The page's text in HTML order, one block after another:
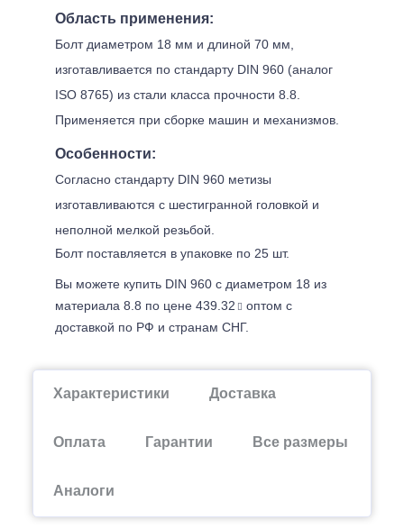
Область применения:
Болт диаметром 18 мм и длиной 70 мм,
изготавливается по стандарту DIN 960 (аналог
ISO 8765) из стали класса прочности 8.8.
Применяется при сборке машин и механизмов.
Особенности:
Согласно стандарту DIN 960 метизы
изготавливаются с шестигранной головкой и
неполной мелкой резьбой.
Болт поставляется в упаковке по 25 шт.
Вы можете купить DIN 960 с диаметром 18 из
материала 8.8 по цене 439.32
оптом с
доставкой по РФ и странам СНГ.
Характеристики Доставка
Оплата Гарантии Все размеры
Аналоги